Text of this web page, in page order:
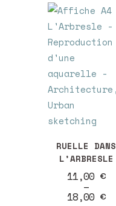
produit
plusieurs
variations.
RUELLE DANS
L’ARBRESLE
11,00 €
–
18,00 €
Plage
de
prix :